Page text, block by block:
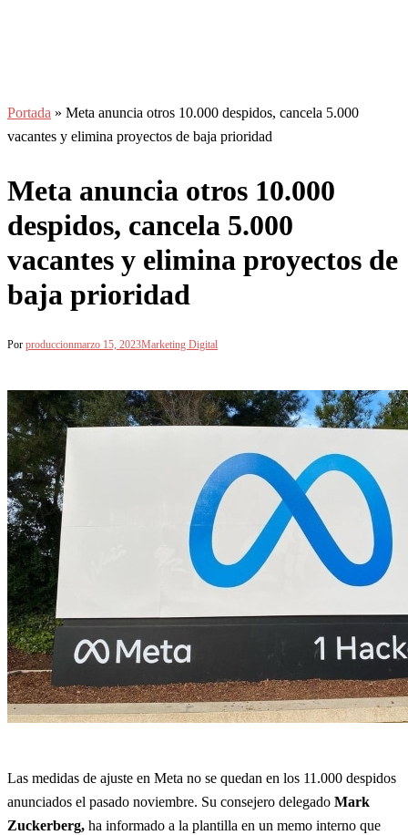
Portada » Meta anuncia otros 10.000 despidos, cancela 5.000
vacantes y elimina proyectos de baja prioridad
Meta anuncia otros 10.000
despidos, cancela 5.000
vacantes y elimina proyectos de
baja prioridad
Por produccionmarzo 15, 2023Marketing Digital
Las medidas de ajuste en Meta no se quedan en los 11.000 despidos
anunciados el pasado noviembre. Su consejero delegado Mark
Zuckerberg, ha informado a la plantilla en un memo interno que